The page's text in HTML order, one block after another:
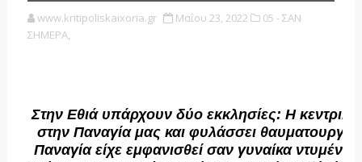
www.kritipoliskaixoria.gr Μαΐου 23, 2022
05 - ΣΑΝ
ΣΗΜΕΡΑ,
Στην Εθιά υπάρχουν δύο εκκλησίες: Η κεντρική
στην Παναγία μας και φυλάσσει θαυματουργό
Παναγία είχε εμφανισθεί σαν γυναίκα